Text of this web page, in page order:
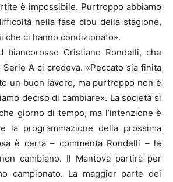
è impossibile. Purtroppo abbiamo
nella fase clou della stagione,
ci hanno condizionato».
biancorosso Cristiano Rondelli, che
A ci credeva. «Peccato sia finita
un buon lavoro, ma purtroppo non è
deciso di cambiare». La società si
giorno di tempo, ma l’intenzione è
la programmazione della prossima
è certa – commenta Rondelli – le
cambiano. Il Mantova partirà per
campionato. La maggior parte dei